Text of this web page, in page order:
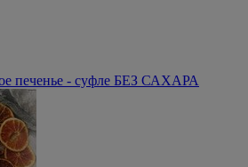
печенье - суфле БЕЗ САХАРА